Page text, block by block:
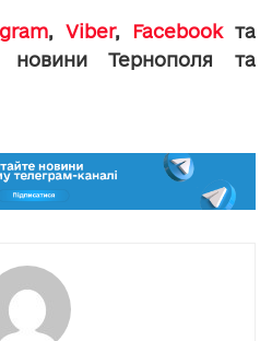
, Viber, Facebookта
новини Тернополя та